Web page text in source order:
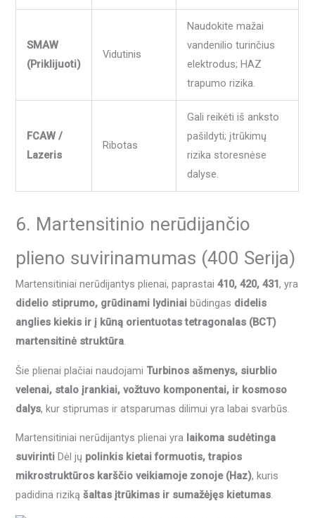
SMAW
(Priklijuoti)
Vidutinis
Naudokite mažai
vandenilio turinčius
elektrodus; HAZ
trapumo rizika.
FCAW /
Lazeris
Ribotas
Gali reikėti iš anksto
pašildyti; įtrūkimų
rizika storesnėse
dalyse.
6. Martensitinio nerūdijančio
plieno suvirinamumas (400 Serija)
Martensitiniai nerūdijantys plienai, paprastai410, 420, 431, yra
didelio stiprumo, grūdinami lydiniai būdingas didelis
anglies kiekis ir į kūną orientuotas tetragonalas (BCT)
martensitinė struktūra.
Šie plienai plačiai naudojamiTurbinos ašmenys, siurblio
velenai, stalo įrankiai, vožtuvo komponentai, ir kosmoso
dalys, kur stiprumas ir atsparumas dilimui yra labai svarbūs.
Martensitiniai nerūdijantys plienai yra laikoma sudėtinga
suvirinti Dėl jų polinkis kietai formuotis, trapios
mikrostruktūros karščio veikiamoje zonoje (Haz), kuris
padidina rizikąšaltas įtrūkimas ir sumažėjęs kietumas.